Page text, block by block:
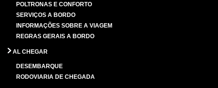
POLTRONAS E CONFORTO
SERVIÇOS A BORDO
INFORMAÇÕES SOBRE A VIAGEM
REGRAS GERAIS A BORDO
AL CHEGAR
DESEMBARQUE
RODOVIARIA DE CHEGADA